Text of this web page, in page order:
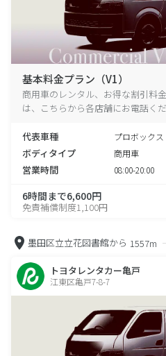
基本料金プラン（V1）
商用車のレンタル、お得な割引料
は、こちらから各店舗にお電話くだ
代表車種 プロボックス
ボディタイプ 商用車
営業時間 08:00-20:00
6時間まで6,600円
免責補償制度1,100円
墨田区立立花図書館から 1557m
トヨタレンタカー亀戸
江東区亀戸7-8-7